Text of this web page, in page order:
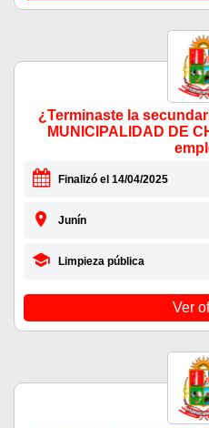
¿Terminaste la
MUNICIPALIDAD DE
Finalizó el 14/04/2025
Junín
Limpieza pública
Ver